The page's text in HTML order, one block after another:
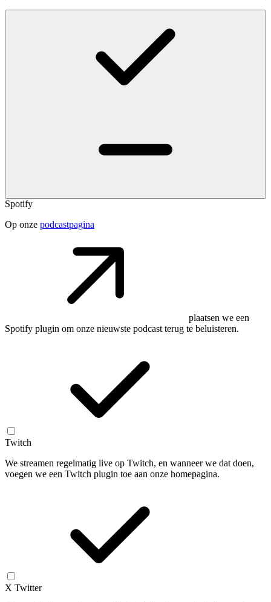
Spotify
Op onze podcastpagina
plaatsen we een
Spotify plugin om onze nieuwste podcast terug te beluisteren.
Twitch
We streamen regelmatig live op Twitch, en wanneer we dat doen,
voegen we een Twitch plugin toe aan onze homepagina.
X Twitter